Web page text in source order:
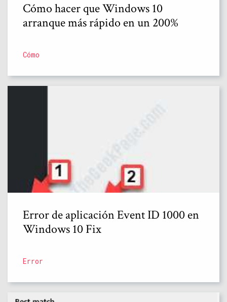
Cómo hacer que Windows 10
arranque más rápido en un 200%
Cómo
Error de aplicación Event ID 1000 en
Windows 10 Fix
Error